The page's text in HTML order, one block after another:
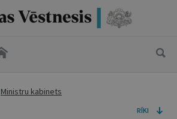
Ministru kabinets
RĪKI